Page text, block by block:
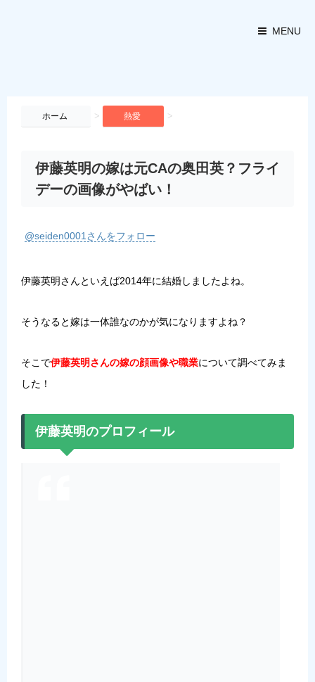
MENU
ホーム > 熱愛 >
伊藤英明の嫁は元CAの奥田英？フライ
デーの画像がやばい！
@seiden0001さんをフォロー
伊藤英明さんといえば2014年に結婚しましたよね。
そうなると嫁は一体誰なのかが気になりますよね？
そこで伊藤英明さんの嫁の顔画像や職業について調べてみま
した！
伊藤英明のプロフィール